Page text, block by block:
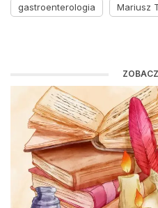
gastroenterologia
Mariusz